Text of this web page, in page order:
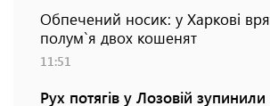
Обпечений носик: у Харкові
полум`я двох кошенят
11:51
Рух потягів у Лозовій зупинили